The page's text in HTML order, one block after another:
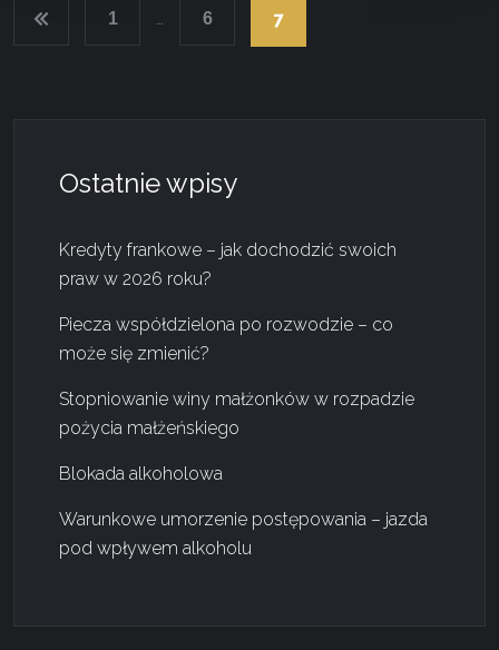
N
w
w
1 … 6 7
Ostatnie wpisy
Kredyty frankowe – jak dochodzić swoich
praw w 2026 roku?
Piecza współdzielona po rozwodzie – co
może się zmienić?
Stopniowanie winy małżonków w rozpadzie
pożycia małżeńskiego
Blokada alkoholowa
Warunkowe umorzenie postępowania – jazda
pod wpływem alkoholu